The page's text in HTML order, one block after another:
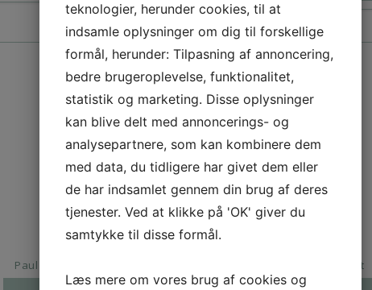
Paul & Shark T-Shirt I 2 Farver Paul & Shark T-Shirt
teknologier, herunder cookies, til at
indsamle oplysninger om dig til forskellige
formål, herunder: Tilpasning af annoncering,
bedre brugeroplevelse, funktionalitet,
statistik og marketing. Disse oplysninger
kan blive delt med annoncerings- og
analysepartnere, som kan kombinere dem
med data, du tidligere har givet dem eller
de har indsamlet gennem din brug af deres
tjenester. Ved at klikke på 'OK' giver du
samtykke til disse formål.
Læs mere om vores brug af cookies og